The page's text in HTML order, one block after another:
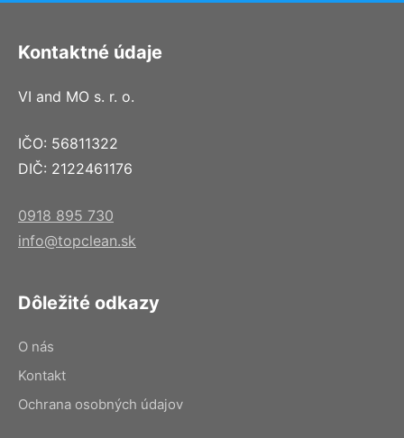
Kontaktné údaje
VI and MO s. r. o.
IČO: 56811322
DIČ: 2122461176
0918 895 730
info@topclean.sk
Dôležité odkazy
O nás
Kontakt
Ochrana osobných údajov